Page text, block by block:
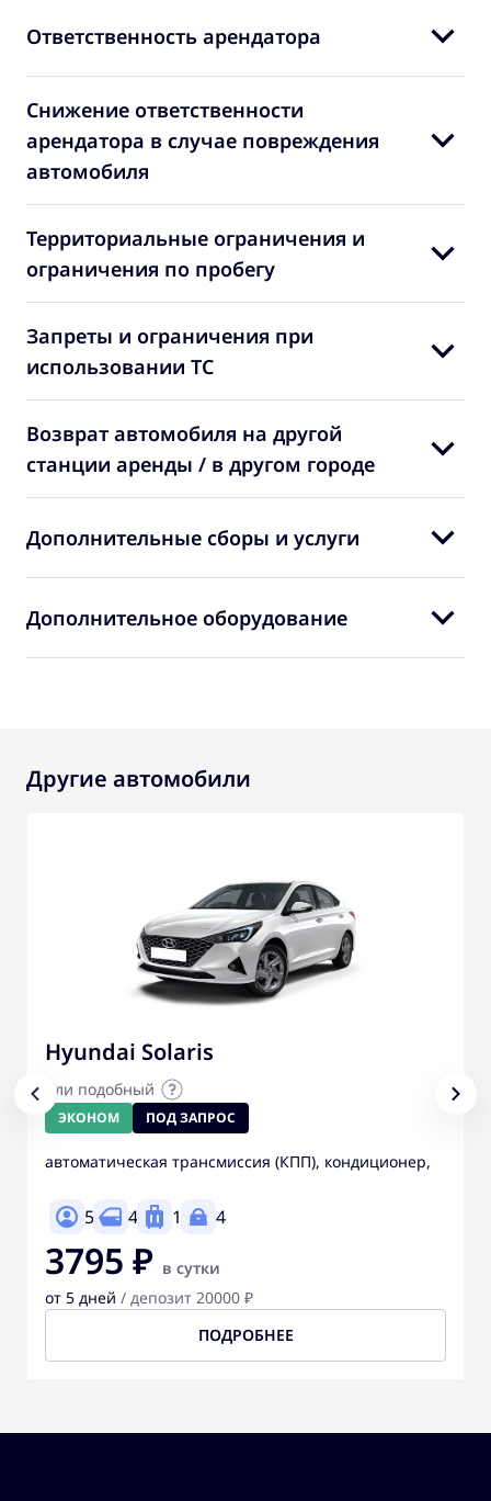
Ответственность арендатора
Снижение ответственности
арендатора в случае повреждения
автомобиля
Территориальные ограничения и
ограничения по пробегу
Запреты и ограничения при
использовании ТС
Возврат автомобиля на другой
станции аренды / в другом городе
Дополнительные сборы и услуги
Дополнительное оборудование
Другие автомобили
Hyundai Solaris
или подобный
ЭКОНОМ ПОД ЗАПРОС
автоматическая трансмиссия (КПП), кондиционер,
5 4 1 4
3795 ₽ в сутки
от 5 дней / депозит 20000 ₽
ПОДРОБНЕЕ